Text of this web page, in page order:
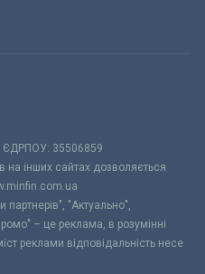
35506859
на інших сайтах дозволяється
"Актуально",
– це реклама, в розумінні
реклами відповідальність несе